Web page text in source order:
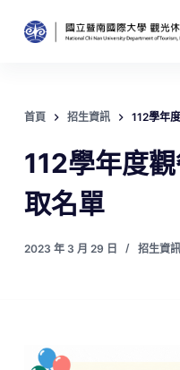
跳
至
內
首頁 招生資訊 112學年
112學年度
取名單
2023 年 3 月 29 日 招生資訊